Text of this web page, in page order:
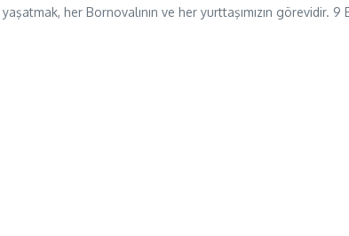
her Bornovalının ve her yurttaşımızın görevidir.